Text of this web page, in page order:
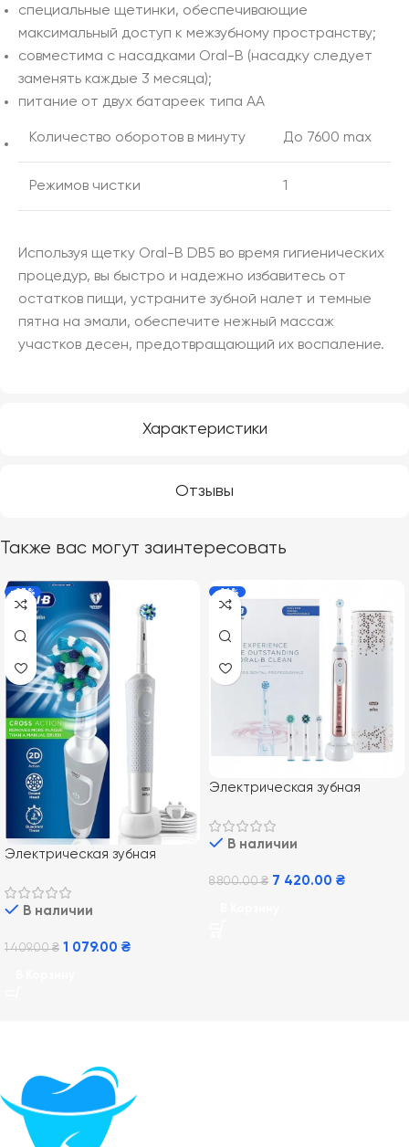
Характеристики
Отзывы
специальные щетинки, обеспечивающие
максимальный доступ к межзубному пространству;
совместима с насадками Oral-B (насадку следует
заменять каждые 3 месяца);
питание от двух батареек типа АА
Количество оборотов в минуту До 7600 max
Режимов чистки 1
Используя щетку Oral-B DB5 во время гигиенических
процедур, вы быстро и надежно избавитесь от
остатков пищи, устраните зубной налет и темные
пятна на эмали, обеспечите нежный массаж
участков десен, предотвращающий их воспаление.
Также вас могут заинтересовать
-23%
Электрическая зубная
100 White CrossAction
В наличии
1 409.00₴ 1 079.00 ₴
-16%
Электрическая зубная
20000 Rose Gold + Etui USB
В наличии
8 800.00₴ 7 420.00 ₴